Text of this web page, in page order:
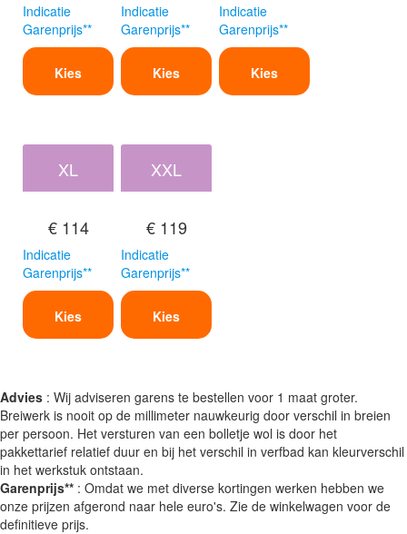
Indicatie
Garenprijs**
Kies
Indicatie
Garenprijs**
Kies
Indicatie
Garenprijs**
Kies
XL
€ 114
Indicatie
Garenprijs**
Kies
XXL
€ 119
Indicatie
Garenprijs**
Kies
Advies : Wij adviseren garens te bestellen voor 1 maat groter.
Breiwerk is nooit op de millimeter nauwkeurig door verschil in breien
per persoon. Het versturen van een bolletje wol is door het
pakkettarief relatief duur en bij het verschil in verfbad kan kleurverschil
in het werkstuk ontstaan.
Garenprijs** : Omdat we met diverse kortingen werken hebben we
onze prijzen afgerond naar hele euro's. Zie de winkelwagen voor de
definitieve prijs.